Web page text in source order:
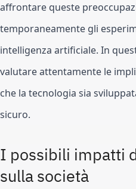
affrontare queste
temporaneamente gli
intelligenza artificiale. In
valutare attentamente le
che la tecnologia sia
sicuro.
I possibili impatti
sulla società